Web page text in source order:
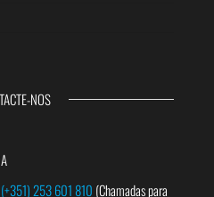
NOS
(+351) 253 601 810 (Chamadas para